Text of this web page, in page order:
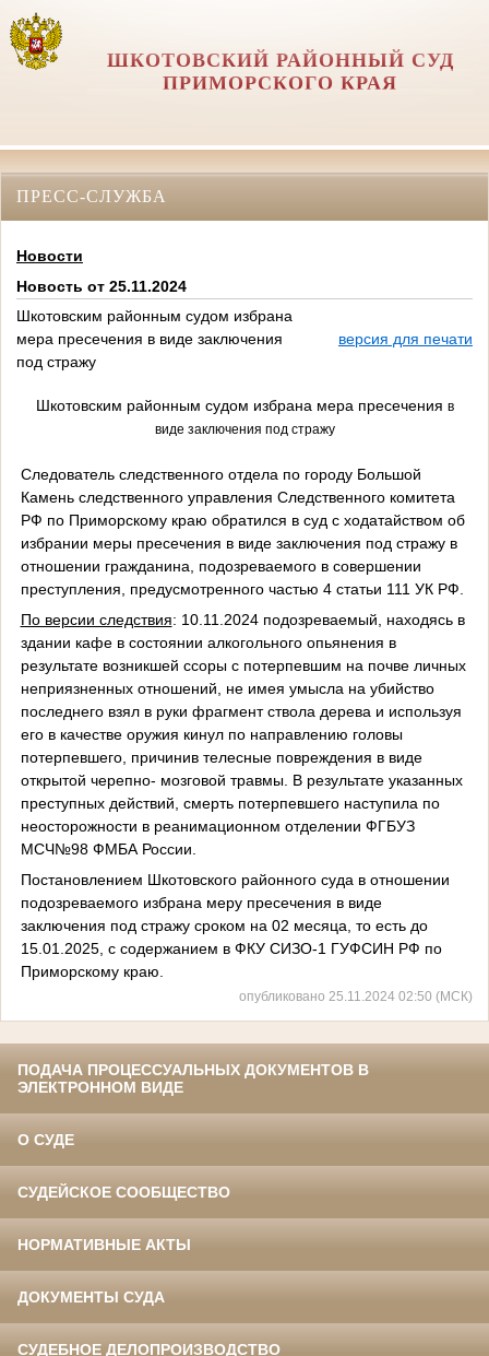
ШКОТОВСКИЙ РАЙОННЫЙ СУД
ПРИМОРСКОГО КРАЯ
ПРЕСС-СЛУЖБА
Новости
Новость от 25.11.2024
Шкотовским районным судом избрана
мера пресечения в виде заключения
под стражу
версия для печати
Шкотовским районным судом избрана мера пресечения в
виде заключения под стражу
Следователь следственного отдела по городу Большой
Камень следственного управления Следственного комитета
РФ по Приморскому краю обратился в суд с ходатайством об
избрании меры пресечения в виде заключения под стражу в
отношении гражданина, подозреваемого в совершении
преступления, предусмотренного частью 4 статьи 111 УК РФ.
По версии следствия: 10.11.2024 подозреваемый, находясь в
здании кафе в состоянии алкогольного опьянения в
результате возникшей ссоры с потерпевшим на почве личных
неприязненных отношений, не имея умысла на убийство
последнего взял в руки фрагмент ствола дерева и используя
его в качестве оружия кинул по направлению головы
потерпевшего, причинив телесные повреждения в виде
открытой черепно- мозговой травмы. В результате указанных
преступных действий, смерть потерпевшего наступила по
неосторожности в реанимационном отделении ФГБУЗ
МСЧ№98 ФМБА России.
Постановлением Шкотовского районного суда в отношении
подозреваемого избрана меру пресечения в виде
заключения под стражу сроком на 02 месяца, то есть до
15.01.2025, с содержанием в ФКУ СИЗО-1 ГУФСИН РФ по
Приморскому краю.
опубликовано 25.11.2024 02:50 (МСК)
ПОДАЧА ПРОЦЕССУАЛЬНЫХ ДОКУМЕНТОВ В
ЭЛЕКТРОННОМ ВИДЕ
О СУДЕ
СУДЕЙСКОЕ СООБЩЕСТВО
НОРМАТИВНЫЕ АКТЫ
ДОКУМЕНТЫ СУДА
СУДЕБНОЕ ДЕЛОПРОИЗВОДСТВО